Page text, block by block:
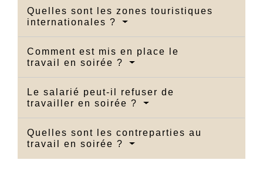
Quelles sont les zones touristiques
internationales ?
Comment est mis en place le
travail en soirée ?
Le salarié peut-il refuser de
travailler en soirée ?
Quelles sont les contreparties au
travail en soirée ?